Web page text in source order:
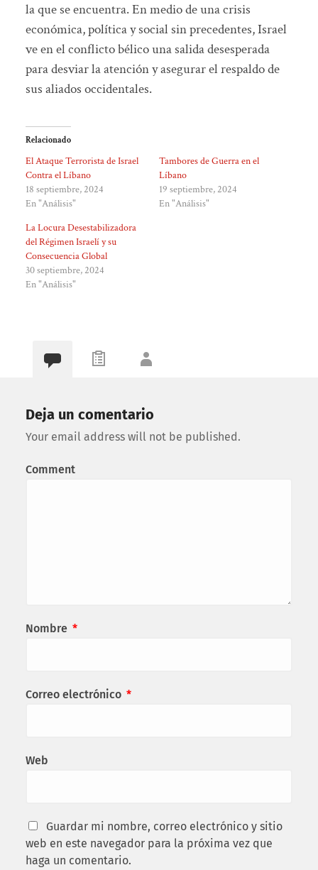
la que se encuentra. En medio de una crisis
económica, política y social sin precedentes, Israel
ve en el conflicto bélico una salida desesperada
para desviar la atención y asegurar el respaldo de
sus aliados occidentales.
Relacionado
El Ataque Terrorista de Israel
Contra el Líbano
18 septiembre, 2024
En "Análisis"
Tambores de Guerra en el
Líbano
19 septiembre, 2024
En "Análisis"
La Locura Desestabilizadora
del Régimen Israelí y su
Consecuencia Global
30 septiembre, 2024
En "Análisis"
Deja un comentario
Your email address will not be published.
Comment
Nombre *
Correo electrónico *
Web
Guardar mi nombre, correo electrónico y sitio
web en este navegador para la próxima vez que
haga un comentario.